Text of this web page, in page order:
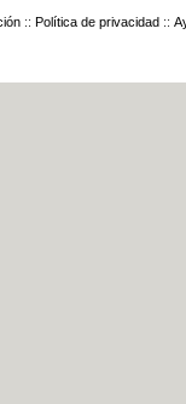
:: Política de privacidad ::